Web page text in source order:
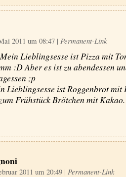
2011 um 08:47 | Permanent-Link
Lieblingsesse ist Pizza mit
:D Aber es ist zu abendessen
;p
Lieblingsesse ist Roggenbrot mit
Frühstück Brötchen mit Kakao.
2011 um 20:49 | Permanent-Link